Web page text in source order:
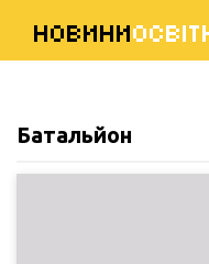
НОВИНИ
Батальйон